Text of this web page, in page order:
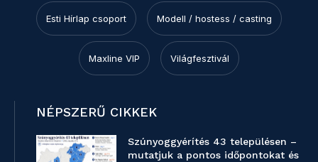
Esti Hírlap csoport Modell / hostess / casting
Maxline VIP Világfesztivál
NÉPSZERŰ CIKKEK
Szúnyoggyérítés 43 településen –
mutatjuk a pontos időpontokat és